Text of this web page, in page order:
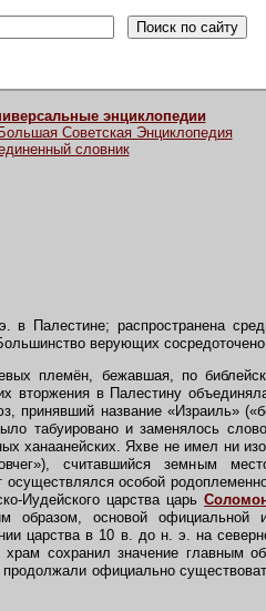
энциклопедии
Советская Энциклопедия
словник
в Палестине; распространена
верующих
племён, бежавшая, по
вторжения в Палестину
принявший название «Израиль»
табуировано и заменялось
ханаанейских. Яхве не имел ни
считавшийся земным
особой
Иудейского царства царь
основой официальной
царства в 10 в. до н. э. на
сохранил значение главным
официально